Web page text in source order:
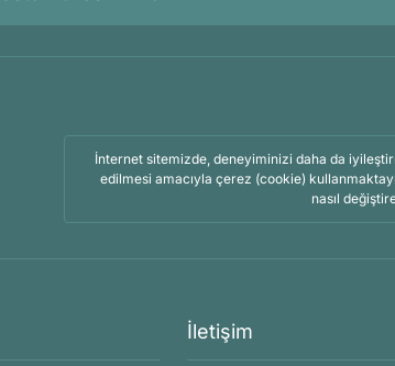
İnternet sitemizde, deneyiminizi daha da
edilmesi amacıyla çerez (cookie)
nasıl
İletişim